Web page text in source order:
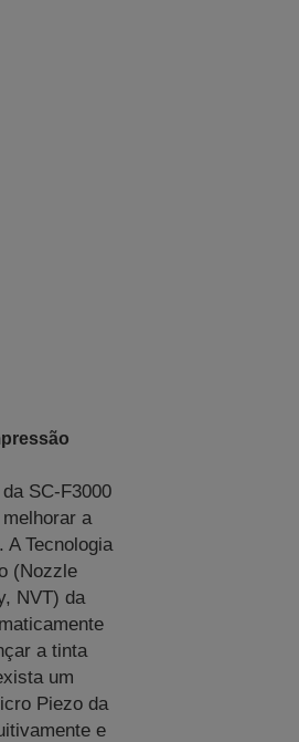
SC‑F3000
a
A Tecnologia
(Nozzle
NVT) da
a tinta
um
Piezo da
e